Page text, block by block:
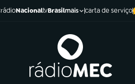
rádioNacionaltvBrasilmais carta de serviço